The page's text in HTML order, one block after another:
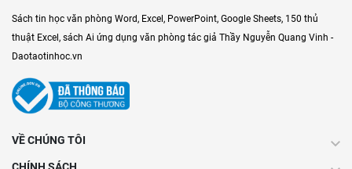
Sách tin học văn phòng Word, Excel, PowerPoint, Google Sheets, 150 thủ
thuật Excel, sách Ai ứng dụng văn phòng tác giả Thầy Nguyễn Quang Vinh -
Daotaotinhoc.vn
VỀ CHÚNG TÔI
CHÍNH SÁCH